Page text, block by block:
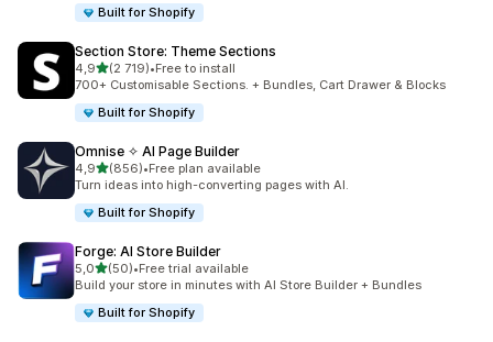
Built for Shopify
Section Store: Theme Sections
4,9av 5 stjerner
(2 719)
Totalt 2719 omtaler
•Free to install
700+ Customisable Sections. + Bundles, Cart Drawer & Blocks
Built for Shopify
Omnise ✧ AI Page Builder
4,9av 5 stjerner
(856)
Totalt 856 omtaler
•Free plan available
Turn ideas into high-converting pages with AI.
Built for Shopify
Forge: AI Store Builder
5,0av 5 stjerner
(50)
Totalt 50 omtaler
•Free trial available
Build your store in minutes with AI Store Builder + Bundles
Built for Shopify